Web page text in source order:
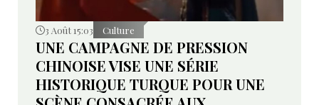
3 Août 15:03 Culture
UNE CAMPAGNE DE PRESSION
CHINOISE VISE UNE SÉRIE
HISTORIQUE TURQUE POUR UNE